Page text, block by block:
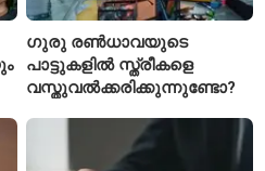
ഗുരു രൺധാവയുടെ
പാട്ടുകളിൽ സ്ത്രീകളെ
വസ്തുവൽക്കരിക്കുന്നുണ്ടോ?